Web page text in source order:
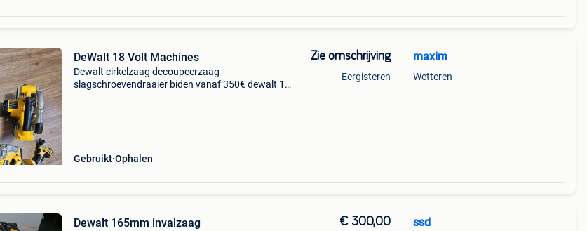
DeWalt 18 Volt Machines
Dewalt cirkelzaag decoupeerzaag
slagschroevendraaier biden vanaf 350€ dewalt 18v
Gebruikt Ophalen
Zie omschrijving
Eergisteren
maxim
Wetteren
Dewalt 165mm invalzaag € 300,00 ssd